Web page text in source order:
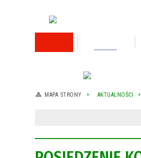
Rok 2025
Wykaz nieruchomości
MAPA STRONY AKTUALNOŚCI